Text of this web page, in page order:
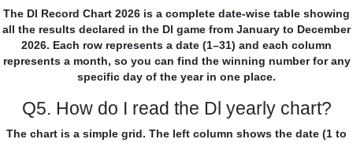
The Dl Record Chart 2026 is a complete date-wise table showing
all the results declared in the Dl game from January to December
2026. Each row represents a date (1–31) and each column
represents a month, so you can find the winning number for any
specific day of the year in one place.
Q5. How do I read the Dl yearly chart?
The chart is a simple grid. The left column shows the date (1 to